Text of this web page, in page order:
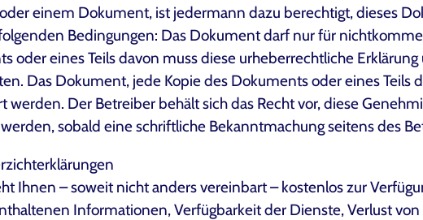
einem Dokument, ist jedermann dazu berechtigt, dieses
Bedingungen: Das Dokument darf nur für
oder eines Teils davon muss diese urheberrechtliche
Das Dokument, jede Kopie des Dokuments oder eines Teils
werden. Der Betreiber behält sich das Recht vor, diese
sobald eine schriftliche Bekanntmachung seitens des
Ihnen – soweit nicht anders vereinbart – kostenlos zur
Informationen, Verfügbarkeit der Dienste, Verlust